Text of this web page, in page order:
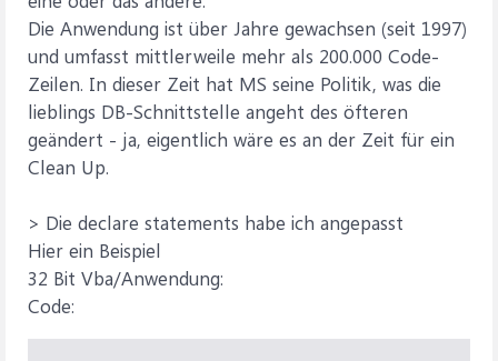
Die Anwendung ist über Jahre gewachsen (seit 1997)
und umfasst mittlerweile mehr als 200.000 Code-
Zeilen. In dieser Zeit hat MS seine Politik, was die
lieblings DB-Schnittstelle angeht des öfteren
geändert - ja, eigentlich wäre es an der Zeit für ein
Clean Up.
> Die declare statements habe ich angepasst
Hier ein Beispiel
32 Bit Vba/Anwendung:
Code: